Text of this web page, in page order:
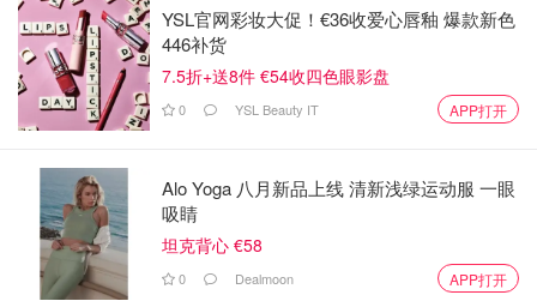
YSL官网彩妆大促！€36收爱心唇釉 爆款新色
446补货
7.5折+送8件 €54收四色眼影盘
0 YSL Beauty IT APP打开
Alo Yoga 八月新品上线 清新浅绿运动服 一眼
吸睛
坦克背心 €58
0 Dealmoon APP打开